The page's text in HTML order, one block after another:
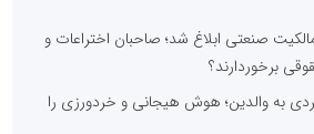
صنعتی ابلاغ شد؛ صاحبان اختراعات و
برخوردارند؟
به والدین؛ هوش هیجانی و خردورزی را